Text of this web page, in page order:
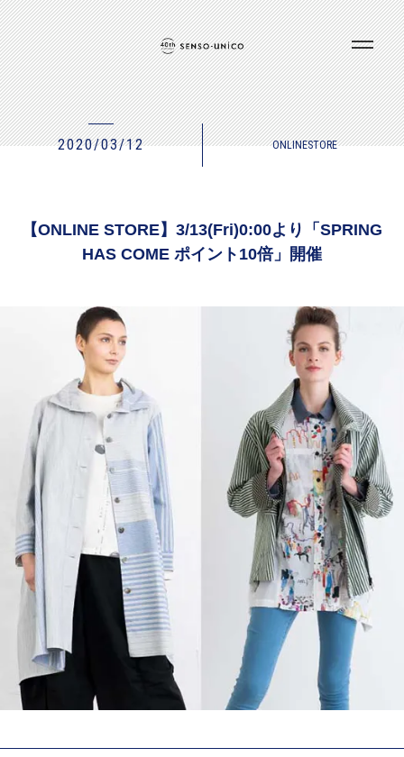
2020/03/12 ONLINESTORE
【ONLINE STORE】3/13(Fri)0:00より「SPRING
HAS COME ポイント10倍」開催